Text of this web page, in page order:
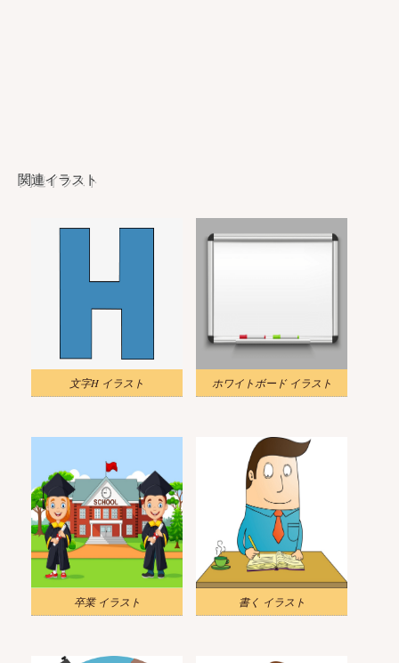
関連イラスト
文字H イラスト ホワイトボード イラスト
卒業 イラスト 書く イラスト